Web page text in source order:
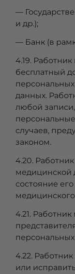
—
и др.);
— Банк (в
4.19.
бесплатный
данных.
любой
случаев,
законом.
4.20.
медицинской
состояние
4.21.
4.22.
или